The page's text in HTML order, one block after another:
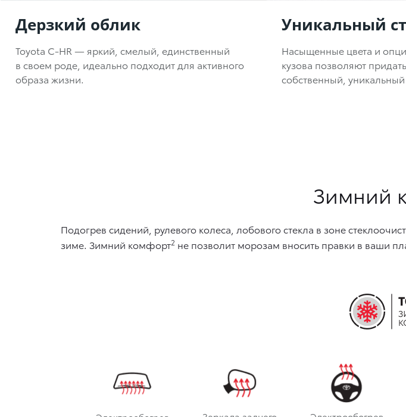
Дерзкий облик
Toyota C-HR — яркий, смелый, единственный
в своем роде, идеально подходит для активного
образа жизни.
Уникальный
Насыщенные цвета и
кузова позволяют придать
собственный, уникальный
Зимний
Подогрев сидений, рулевого колеса, лобового стекла в зоне
зиме. Зимний комфорт2 не позволит морозам вносить правки в ваши